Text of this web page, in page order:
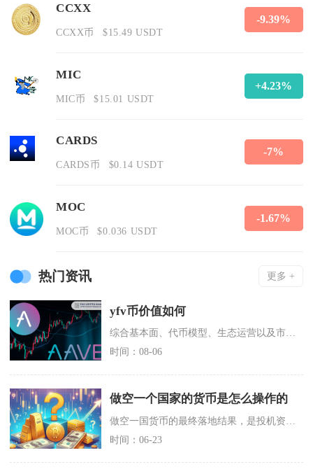
CCXX
CCXX币 $15.49 USDT
-9.39%
MIC
MIC币 $15.01 USDT
+4.23%
CARDS
CARDS币 $0.14 USDT
-7%
MOC
MOC币 $0.036 USDT
-1.67%
热门资讯 更多 +
yfv币价值如何
综合基本面、代币模型、生态运营以及市场走势来看，YFV币现阶段实际价值偏低，仅保留短期博弈
时间：08-06
做空一个国家的货币是怎么操作的
时间：06-23